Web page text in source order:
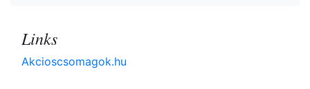
Links
Akcioscsomagok.hu